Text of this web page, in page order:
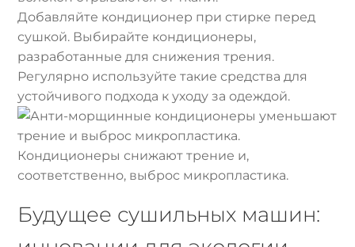
Добавляйте кондиционер при стирке перед
сушкой. Выбирайте кондиционеры,
разработанные для снижения трения.
Регулярно используйте такие средства для
устойчивого подхода к уходу за одеждой.
Кондиционеры снижают трение и,
соответственно, выброс микропластика.
Будущее сушильных машин: